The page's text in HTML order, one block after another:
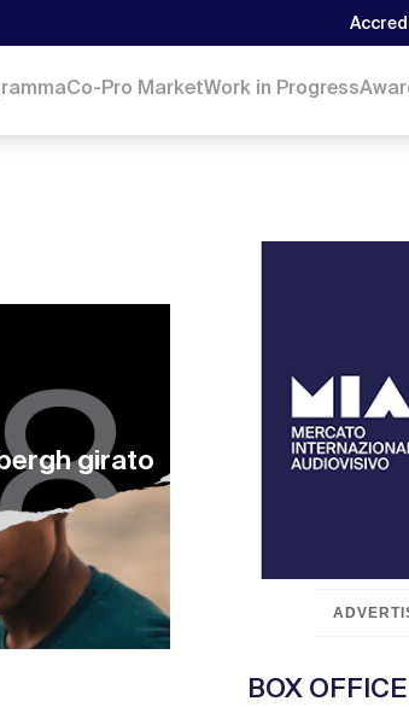
Co-Pro MarketWork in Progress
girato
BOX